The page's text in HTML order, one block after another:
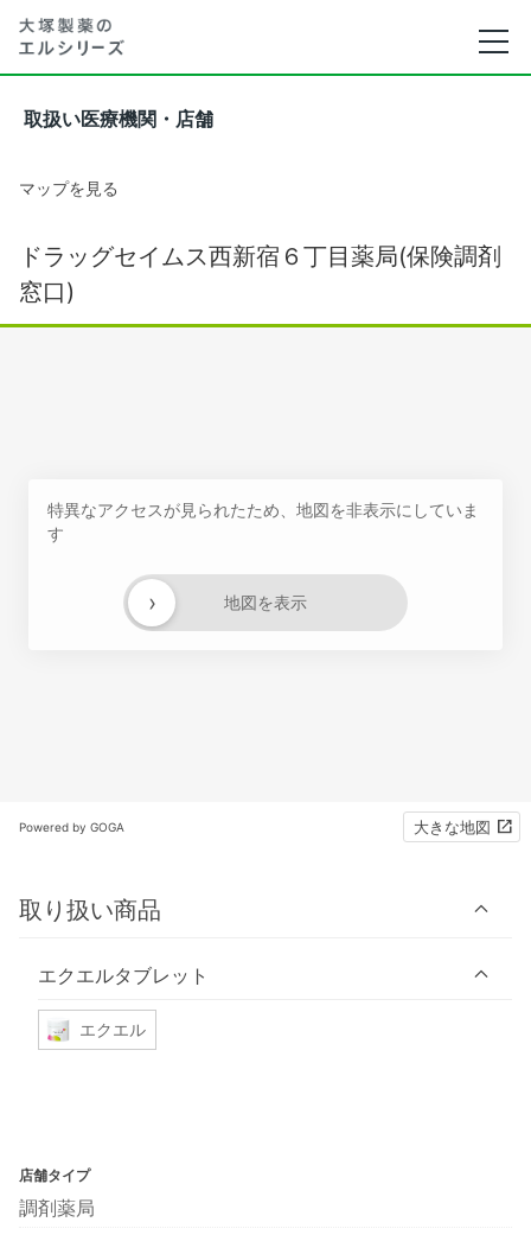
取扱い医療機関・店舗
マップを見る
ドラッグセイムス西新宿６丁目薬局(保険調剤
窓口)
特異なアクセスが見られたため、地図を非表示にしていま
す
地図を表示
›
Powered by GOGA 大きな地図
取り扱い商品
エクエルタブレット
エクエル
店舗タイプ
調剤薬局